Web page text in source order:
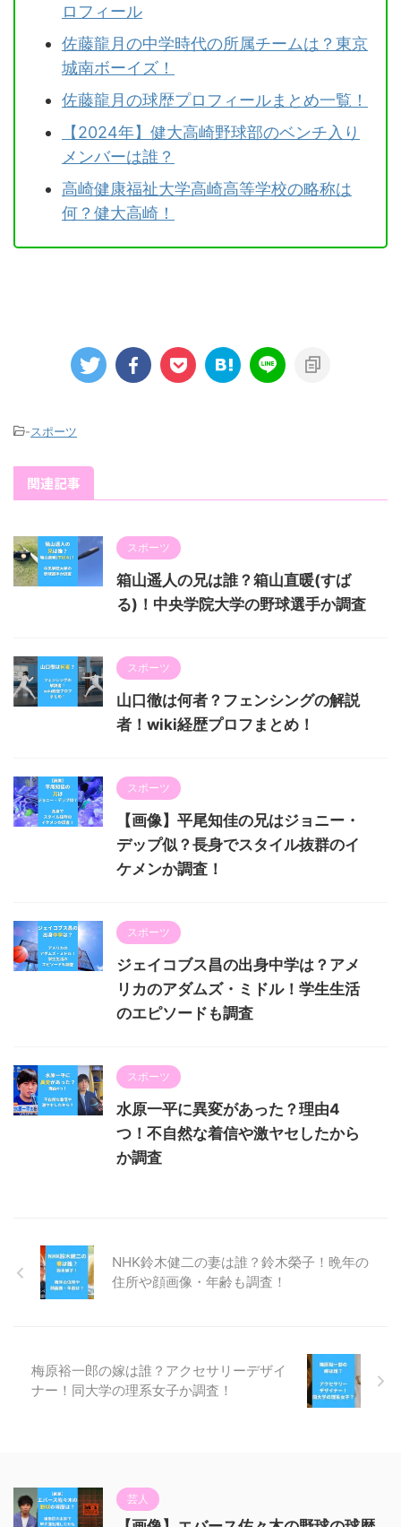
ロフィール
佐藤龍月の中学時代の所属チームは？東京
城南ボーイズ！
佐藤龍月の球歴プロフィールまとめ一覧！
【2024年】健大高崎野球部のベンチ入り
メンバーは誰？
高崎健康福祉大学高崎高等学校の略称は
何？健大高崎！
-スポーツ
関連記事
スポーツ
箱山遥人の兄は誰？箱山直暖(すば
る)！中央学院大学の野球選手か調査
スポーツ
山口徹は何者？フェンシングの解説
者！wiki経歴プロフまとめ！
スポーツ
【画像】平尾知佳の兄はジョニー・
デップ似？長身でスタイル抜群のイ
ケメンか調査！
スポーツ
ジェイコブス昌の出身中学は？アメ
リカのアダムズ・ミドル！学生生活
のエピソードも調査
スポーツ
水原一平に異変があった？理由4
つ！不自然な着信や激ヤセしたから
か調査
NHK鈴木健二の妻は誰？鈴木榮子！晩年の
住所や顔画像・年齢も調査！
梅原裕一郎の嫁は誰？アクセサリーデザイ
ナー！同大学の理系女子か調査！
芸人